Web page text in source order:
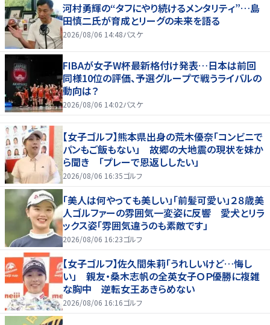
河村勇輝の“タフにやり続けるメンタリティ”…島
田慎二氏が育成とリーグの未来を語る
2026/08/06 14:48バスケ
FIBAが女子W杯最新格付け発表…日本は前回
同様10位の評価、予選グループで戦うライバルの
動向は？
2026/08/06 14:02バスケ
【女子ゴルフ】熊本県出身の荒木優奈「コンビニで
パンもご飯もない」 故郷の大地震の現状を妹か
ら聞き 「プレーで恩返ししたい」
2026/08/06 16:35ゴルフ
「美人は何やっても美しい」「前髪可愛い」２８歳美
人ゴルファーの雰囲気一変姿に反響 愛犬とリラ
ックス姿「雰囲気違うのも素敵です」
2026/08/06 16:23ゴルフ
【女子ゴルフ】佐久間朱莉「うれしいけど…悔し
い」 親友・桑木志帆の全英女子ＯＰ優勝に複雑
な胸中 逆転女王あきらめない
2026/08/06 16:16ゴルフ